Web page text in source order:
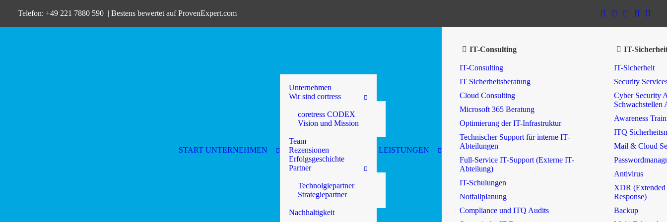
Telefon: +49 221 7880 590 | Bestens bewertet aufProvenExpert.com
START UNTERNEHMEN
Unternehmen
Wir sind cortress
coretress CODEX
Vision und Mission
Team
Rezensionen
Erfolgsgeschichte
Partner
Technolgiepartner
Strategiepartner
Nachhaltigkeit
LEISTUNGEN
IT-Consulting
IT-Consulting
IT Sicherheitsberatung
Cloud Consulting
Microsoft 365 Beratung
Optimierung der IT-Infrastruktur
Technischer Support für interne IT-
Abteilungen
Full-Service IT-Support (Externe IT-
Abteilung)
IT-Schulungen
Notfallplanung
Compliance und ITQ Audits
IT-
IT-Sicherheit
Security
Cyber Security
Schwachstellen
Awareness
ITQ
Mail & Cloud
Antivirus
XDR (Extended
Response)
Backup